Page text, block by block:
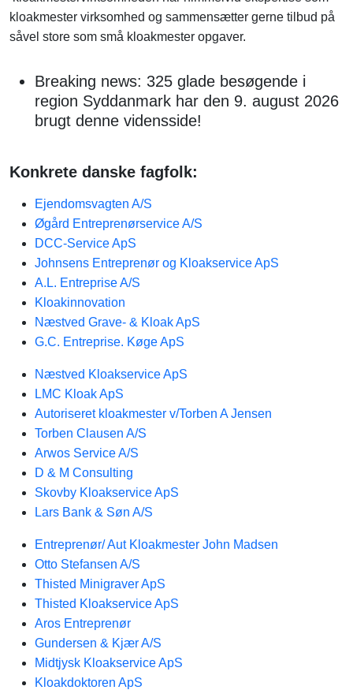
kloakmester virksomhed og sammensætter gerne tilbud på
såvel store som små kloakmester opgaver.
Breaking news: 325 glade besøgende i
region Syddanmark har den 9. august 2026
brugt denne vidensside!
Konkrete danske fagfolk:
Ejendomsvagten A/S
Øgård Entreprenørservice A/S
DCC-Service ApS
Johnsens Entreprenør og Kloakservice ApS
A.L. Entreprise A/S
Kloakinnovation
Næstved Grave- & Kloak ApS
G.C. Entreprise. Køge ApS
Næstved Kloakservice ApS
LMC Kloak ApS
Autoriseret kloakmester v/Torben A Jensen
Torben Clausen A/S
Arwos Service A/S
D & M Consulting
Skovby Kloakservice ApS
Lars Bank & Søn A/S
Entreprenør/ Aut Kloakmester John Madsen
Otto Stefansen A/S
Thisted Minigraver ApS
Thisted Kloakservice ApS
Aros Entreprenør
Gundersen & Kjær A/S
Midtjysk Kloakservice ApS
Kloakdoktoren ApS